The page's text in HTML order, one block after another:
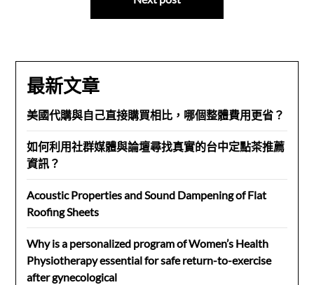
最新文章
美國代購與自己直接購買相比，哪個整體費用更省？
如何利用社群媒體與論壇尋找真實的台中定點茶推薦
資訊？
Acoustic Properties and Sound Dampening of Flat
Roofing Sheets
Why is a personalized program of Women’s Health
Physiotherapy essential for safe return-to-exercise
after gynecological